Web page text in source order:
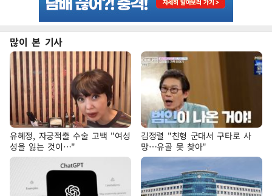
많이 본 기사
유혜정, 자궁적출 수술 고백 "여성
성을 잃는 것이…"
김정렬 "친형 군대서 구타로 사
망…유골 못 찾아"